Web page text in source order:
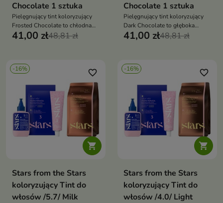
Chocolate 1 sztuka
Pielęgnujący tint koloryzujący
Frosted Chocolate to chłodna
koloryzacja, która nadaje
41,00 zł48,81 zł
Chocolate 1 sztuka
Pielęgnujący tint koloryzujący
Dark Chocolate to głęboka
koloryzacja, która nadaje
41,00 zł48,81 zł
-16%

favorite_border
Stars from the Stars
koloryzujący Tint do
włosów /5.7/ Milk
-16%

favorite_border
Stars from the Stars
koloryzujący Tint do
włosów /4.0/ Light